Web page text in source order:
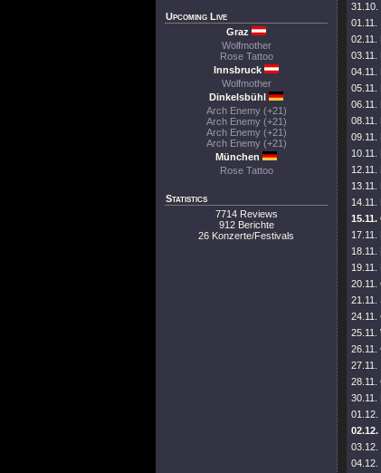
Upcoming Live
Graz
Wolfmother
Rose Tattoo
Innsbruck
Wolfmother
Dinkelsbühl
Arch Enemy (+21)
Arch Enemy (+21)
Arch Enemy (+21)
Arch Enemy (+21)
München
Rose Tattoo
Statistics
7714 Reviews
912 Berichte
26 Konzerte/Festivals
31.10.
01.11.
02.11.
03.11.
04.11.
05.11.
06.11.
08.11.
09.11.
12.11.
13.11.
14.11.
17.11.
18.11.
19.11.
20.11.
21.11.
24.11.
25.11.
26.11.
27.11.
28.11.
30.11.
01.12.
03.12.
04.12.